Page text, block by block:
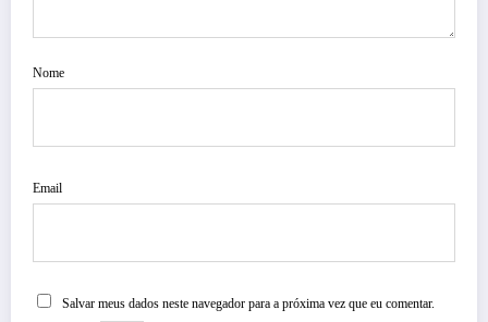
Nome
Email
Salvar meus dados neste navegador para a próxima vez que eu comentar.